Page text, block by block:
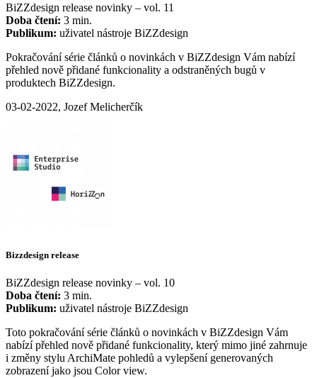
BiZZdesign release novinky – vol. 11
Doba čtení: 3 min.
Publikum: uživatel nástroje BiZZdesign
Pokračování série článků o novinkách v BiZZdesign Vám nabízí
přehled nově přidané funkcionality a odstraněných bugů v
produktech BiZZdesign.
03-02-2022, Jozef Melicherčík
Bizzdesign release
BiZZdesign release novinky – vol. 10
Doba čtení: 3 min.
Publikum: uživatel nástroje BiZZdesign
Toto pokračování série článků o novinkách v BiZZdesign Vám
nabízí přehled nově přidané funkcionality, který mimo jiné zahrnuje
i změny stylu ArchiMate pohledů a vylepšení generovaných
zobrazení jako jsou Color view.